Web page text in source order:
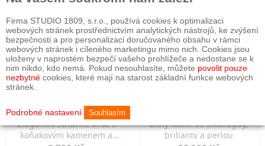
Elegantní stříbrná brož s
koňakovým kamenem a
Zlatý kolier se smaragdy,
brilianty a perlou
Firma STUDIO 1809, s.r.o., používá cookies k optimalizaci
webových stránek prostřednictvím analytických nástrojů, ke zvýšení
bezpečnosti a pro personalizaci doručovaného obsahu v rámci
webových stránek i cíleného marketingu mimo nich. Cookies jsou
uloženy v naprostém bezpečí vašeho prohlížeče a nedostane se k
nim nikdo, kdo nemá. Pokud nesouhlasíte, můžete povolit pouze
nezbytné cookies, které mají na starost základní funkce webových
stránek.
Podrobné nastavení Souhlasím